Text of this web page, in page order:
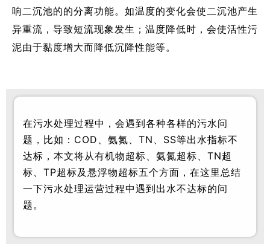
响二沉池的的分离功能。如温度的变化会使二沉池产生
异重流，导致短流现象发生；温度降低时，会使活性污
泥由于黏度增大而降低沉降性能等。
在污水处理过程中，会遇到各种各样的污水问
题，比如：COD、氨氮、TN、SS等出水指标不
达标，本文将从有机物超标、氨氮超标、TN超
标、TP超标及悬浮物超标五个方面，在这里总结
一下污水处理运营过程中遇到出水不达标的问
题。